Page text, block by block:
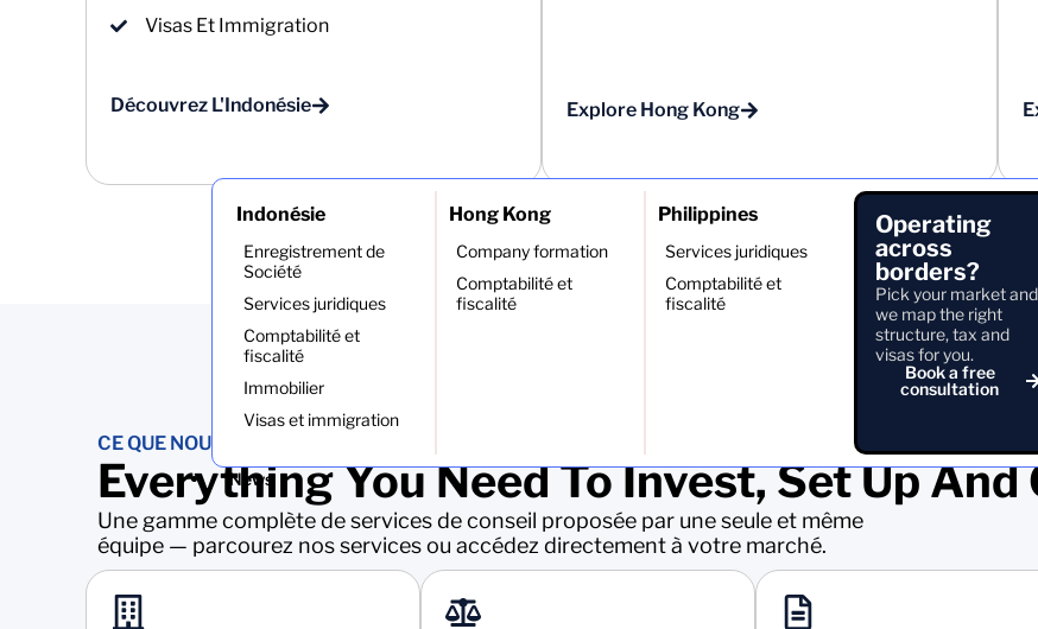
Indonésie
Enregistrement de
Société
Services juridiques
Comptabilité et
fiscalité
Immobilier
Visas et immigration
Hong Kong
Company formation
Comptabilité et
fiscalité
Philippines
Services juridiques
Comptabilité et
fiscalité
Operating
across
borders?
Pick your market and
we map the right
structure, tax and
visas for you.
Book a free
consultation
News
Visas Et Immigration
Découvrez L'Indonésie Explore Hong Kong
CE QUE NOUS FAISONS
Everything You Need To Invest, Set Up And
Une gamme complète de services de conseil proposée par une seule et même
équipe — parcourez nos services ou accédez directement à votre marché.